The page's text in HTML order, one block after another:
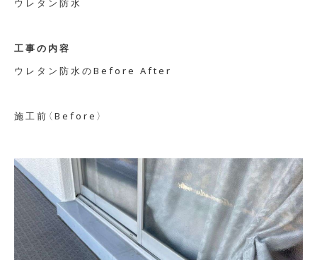
工事の内容
ウレタン防水のBefore After
施工前（Before）